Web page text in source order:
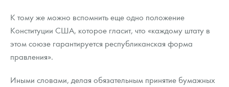
К тому же можно вспомнить еще одно положение
Конституции США, которое гласит, что «каждому штату в
этом союзе гарантируется республиканская форма
правления».
Иными словами, делая обязательным принятие бумажных